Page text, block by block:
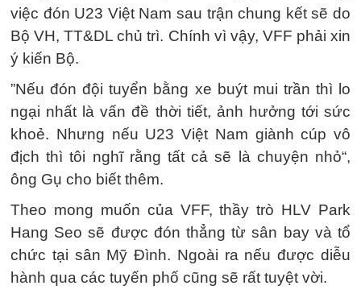
việc đón U23 Việt Nam sau trận chung kết sẽ do
Bộ VH, TT&DL chủ trì. Chính vì vậy, VFF phải xin
ý kiến Bộ.
”Nếu đón đội tuyển bằng xe buýt mui trần thì lo
ngại nhất là vấn đề thời tiết, ảnh hưởng tới sức
khoẻ. Nhưng nếu U23 Việt Nam giành cúp vô
địch thì tôi nghĩ rằng tất cả sẽ là chuyện nhỏ“,
ông Gụ cho biết thêm.
Theo mong muốn của VFF, thầy trò HLV Park
Hang Seo sẽ được đón thẳng từ sân bay và tổ
chức tại sân Mỹ Đình. Ngoài ra nếu được diễu
hành qua các tuyến phố cũng sẽ rất tuyệt vời.